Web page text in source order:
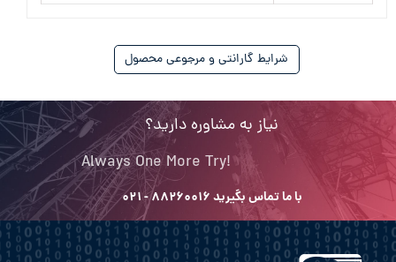
شرایط گارانتی و مرجوعی محصول
Always One More Try!
نیاز به مشاوره دارید؟
با ما تماس بگیرید ۸۸۲۶۰۰۱۶ - ۰۲۱